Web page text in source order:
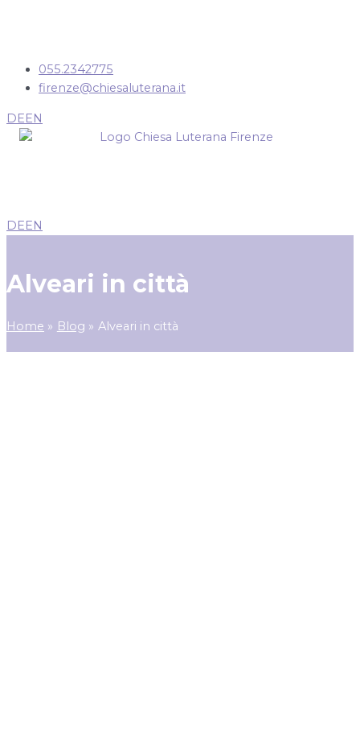
055.2342775
firenze@chiesaluterana.it
DEEN
DEEN
Alveari in città
Home Blog Alveari in città